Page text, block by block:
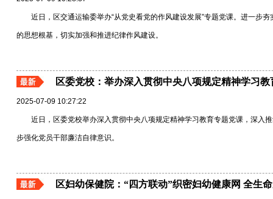
近日，区交通运输委举办“从党史看党的作风建设发展”专题党课。进一步
的思想根基，切实加强和推进纪律作风建设。
区委党校：举办深入贯彻中央八项规定精神学习教
2025-07-09 10:27:22
近日，区委党校举办深入贯彻中央八项规定精神学习教育专题党课，深入
步强化党员干部廉洁自律意识。
区妇幼保健院：“四方联动”织密妇幼健康网 全生